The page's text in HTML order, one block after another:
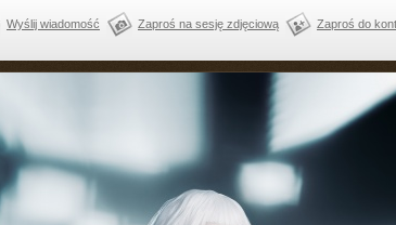
Wyślij wiadomość Zaproś na sesję zdjęciową Zaproś do